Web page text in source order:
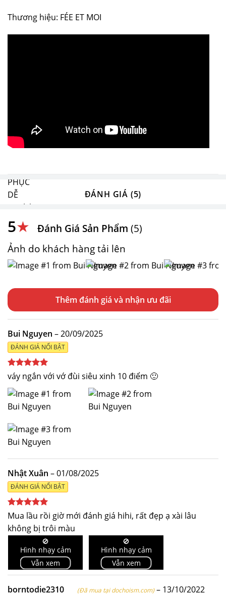
Thương hiệu: FÉE ET MOI
ĐÁNH GIÁ (5)
5★ Đánh Giá Sản Phẩm (5)
Ảnh do khách hàng tải lên
Thêm đánh giá
Bui Nguyen –20/09/2025
ĐÁNH GIÁ NỔI BẬT
Được xếp
hạng 55
sao
váy ngắn với vớ đùi siêu xinh 10 điểm 🙂
Nhật Xuân –01/08/2025
ĐÁNH GIÁ NỔI BẬT
Được xếp
sao
Mua lầu rồi giờ mới đánh giá hihi, rất đẹp ạ xài lâu
không bị trôi màu
🚫
Hình nhạy cảm
Vẫn xem
🚫
Hình nhạy cảm
Vẫn xem
borntodie2310 (Đã mua tại dochoism.com) – 13/10/2022